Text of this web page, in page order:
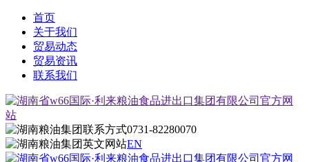
首页
关于我们
贸易动态
贸易资讯
联系我们
0731-82280070
EN